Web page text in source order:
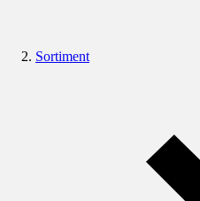
Sortiment